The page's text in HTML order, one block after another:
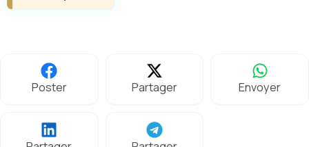
Poster Partager Envoyer